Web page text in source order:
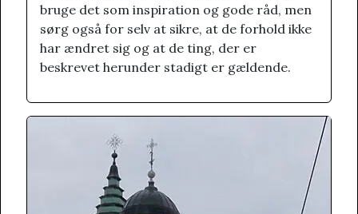
bruge det som inspiration og gode råd, men
sørg også for selv at sikre, at de forhold ikke
har ændret sig og at de ting, der er
beskrevet herunder stadigt er gældende.